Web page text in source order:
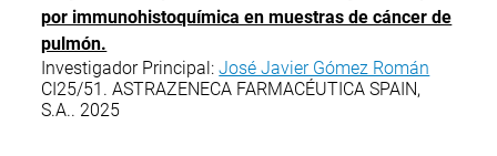
por immunohistoquímica en muestras de cáncer de
pulmón.
Investigador Principal:José Javier Gómez Román
CI25/51. ASTRAZENECA FARMACÉUTICA SPAIN,
S.A.. 2025